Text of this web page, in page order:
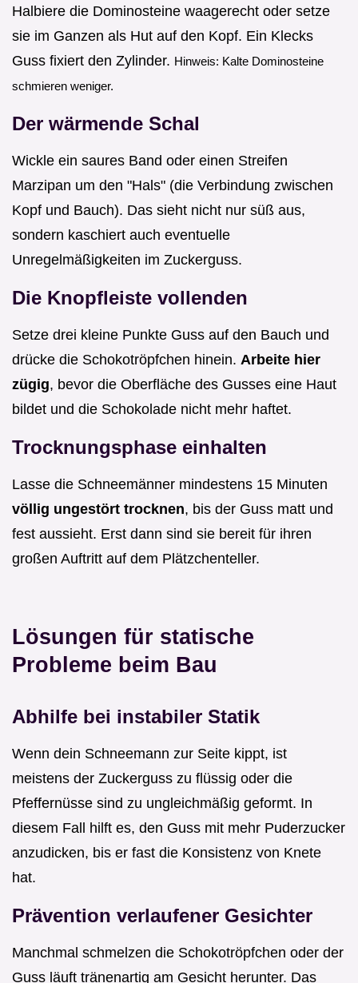
Halbiere die Dominosteine waagerecht oder setze
sie im Ganzen als Hut auf den Kopf. Ein Klecks
Guss fixiert den Zylinder. Hinweis: Kalte Dominosteine
schmieren weniger.
Der wärmende Schal
Wickle ein saures Band oder einen Streifen
Marzipan um den "Hals" (die Verbindung zwischen
Kopf und Bauch). Das sieht nicht nur süß aus,
sondern kaschiert auch eventuelle
Unregelmäßigkeiten im Zuckerguss.
Die Knopfleiste vollenden
Setze drei kleine Punkte Guss auf den Bauch und
drücke die Schokotröpfchen hinein. Arbeite hier
zügig, bevor die Oberfläche des Gusses eine Haut
bildet und die Schokolade nicht mehr haftet.
Trocknungsphase einhalten
Lasse die Schneemänner mindestens 15 Minuten
völlig ungestört trocknen, bis der Guss matt und
fest aussieht. Erst dann sind sie bereit für ihren
großen Auftritt auf dem Plätzchenteller.
Lösungen für statische
Probleme beim Bau
Abhilfe bei instabiler Statik
Wenn dein Schneemann zur Seite kippt, ist
meistens der Zuckerguss zu flüssig oder die
Pfeffernüsse sind zu ungleichmäßig geformt. In
diesem Fall hilft es, den Guss mit mehr Puderzucker
anzudicken, bis er fast die Konsistenz von Knete
hat.
Prävention verlaufener Gesichter
Manchmal schmelzen die Schokotröpfchen oder der
Guss läuft tränenartig am Gesicht herunter. Das